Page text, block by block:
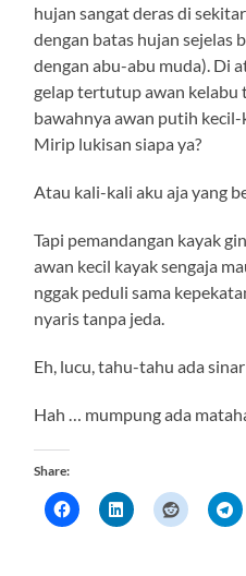
hujan sangat deras di
dengan batas hujan sejelas
dengan abu-abu muda). Di
gelap tertutup awan kelabu
bawahnya awan putih kecil-
Mirip lukisan siapa ya?
Atau kali-kali aku aja yang
Tapi pemandangan kayak
awan kecil kayak sengaja
nggak peduli sama
nyaris tanpa jeda.
Eh, lucu, tahu-tahu ada
Hah … mumpung ada
Share: